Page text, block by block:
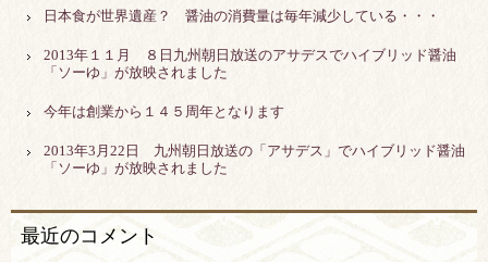
日本食が世界遺産？ 醤油の消費量は毎年減少している・・・
2013年１１月 ８日九州朝日放送のアサデスでハイブリッド醤油
「ソーゆ」が放映されました
今年は創業から１４５周年となります
2013年3月22日 九州朝日放送の「アサデス」でハイブリッド醤油
「ソーゆ」が放映されました
最近のコメント